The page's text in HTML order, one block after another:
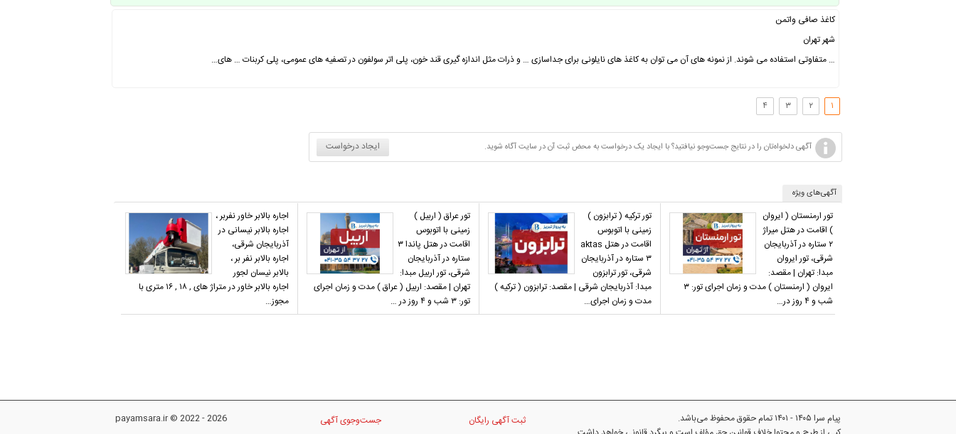
کاغذ صافی واتمن
شهر تهران
… متفاوتی استفاده می شوند. از نمونه های آن می توان به کاغذ های نایلونی برای جداسازی … و ذرات مثل اندازه گیری قند خون، پلی اتر سولفون در تصفیه های عمومی، پلی کربنات … های…
۱ ۲ ۳ ۴
آگهی دلخواه‌تان را در نتایج جست‌وجو نیافتید؟ با ایجاد یک درخواست به محض ثبت آن در سایت آگاه شوید. ایجاد درخواست
آگهی‌های ویژه
تور ارمنستان ( ایروان
) اقامت در هتل میراژ
۲ ستاره در آذربایجان
شرقی، تور ایروان
مبدا: تهران | مقصد:
ایروان ( ارمنستان ) مدت و زمان اجرای تور: ۳
شب و ۴ روز در…
تور ترکیه ( ترابزون )
زمینی با اتوبوس
اقامت در هتل aktas
۳ ستاره در آذربایجان
شرقی، تور ترابزون
مبدا: آذربایجان شرقی | مقصد: ترابزون ( ترکیه )
مدت و زمان اجرای…
تور عراق ( اربیل )
زمینی با اتوبوس
اقامت در هتل پاندا ۳
ستاره در آذربایجان
شرقی، تور اربیل مبدا:
تهران | مقصد: اربیل ( عراق ) مدت و زمان اجرای
تور: ۳ شب و ۴ روز در …
اجاره بالابر خاور نفربر ،
اجاره بالابر نیسانی در
آذربایجان شرقی،
اجاره بالابر نفر بر ،
بالابر نیسان لجور
اجاره بالابر خاور در متراژ های , ۱۸ , ۱۶ متری با
مجوز…
پیام سرا ۱۴۰۵ - ۱۴۰۱ تمام حقوق محفوظ می‌باشد.
ثبت آگهی رایگان جست‌وجوی آگهی payamsara.ir © 2022 - 2026